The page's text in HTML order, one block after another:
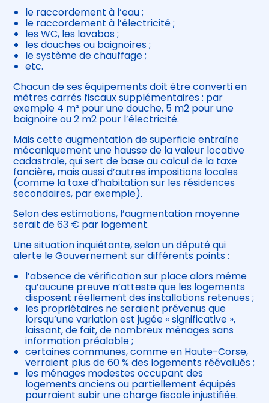
le raccordement à l’eau ;
le raccordement à l’électricité ;
les WC, les lavabos ;
les douches ou baignoires ;
le système de chauffage ;
etc.
Chacun de ses équipements doit être converti en
mètres carrés fiscaux supplémentaires : par
exemple 4 m² pour une douche, 5 m2 pour une
baignoire ou 2 m2 pour l’électricité.
Mais cette augmentation de superficie entraîne
mécaniquement une hausse de la valeur locative
cadastrale, qui sert de base au calcul de la taxe
foncière, mais aussi d’autres impositions locales
(comme la taxe d’habitation sur les résidences
secondaires, par exemple).
Selon des estimations, l’augmentation moyenne
serait de 63 € par logement.
Une situation inquiétante, selon un député qui
alerte le Gouvernement sur différents points :
l’absence de vérification sur place alors même
qu’aucune preuve n’atteste que les logements
disposent réellement des installations retenues ;
les propriétaires ne seraient prévenus que
lorsqu’une variation est jugée « significative »,
laissant, de fait, de nombreux ménages sans
information préalable ;
certaines communes, comme en Haute-Corse,
verraient plus de 60 % des logements réévalués ;
les ménages modestes occupant des
logements anciens ou partiellement équipés
pourraient subir une charge fiscale injustifiée.